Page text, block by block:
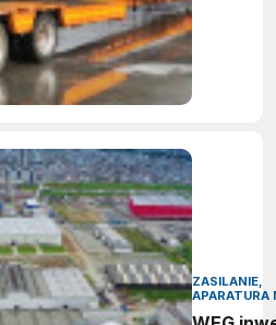
ZASILANIE,
APARATURA